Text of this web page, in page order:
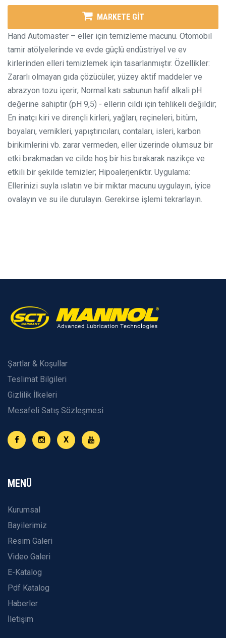
MARKETE GİT
Hand Automaster – eller için temizleme macunu. Otomobil
tamir atölyelerinde ve evde güçlü endüstriyel ve ev
kirlerinden elleri temizlemek için tasarlanmıştır. Özellikler:
Zararlı olmayan gıda çözücüler, yüzey aktif maddeler ve
abrazyon tozu içerir; Normal katı sabunun hafif alkali pH
değerine sahiptir (pH 9,5) - ellerin cildi için tehlikeli değildir;
En inatçı kiri ve dirençli kirleri, yağları, reçineleri, bitüm,
boyaları, vernikleri, yapıştırıcıları, contaları, isleri, karbon
birikimlerini vb. zarar vermeden, eller üzerinde olumsuz bir
etki bırakmadan ve cilde hoş bir his bırakarak nazikçe ve
etkili bir şekilde temizler; Hipoalerjeniktir. Uygulama:
Ellerinizi suyla ıslatın ve bir miktar macunu uygulayın, iyice
ovalayın ve su ile durulayın. Gerekirse işlemi tekrarlayın.
Şartlar & Koşullar
Teslimat Bilgileri
Gizlilik İlkeleri
Mesafeli Satış Sözleşmesi
X
MENÜ
Kurumsal
Bayilerimiz
Resim Galeri
Video Galeri
E-Katalog
Pdf Katalog
Haberler
İletişim